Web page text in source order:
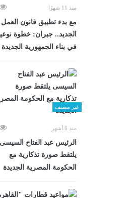
منذ 11 شهرًا
مع بدء تطبيق قانون العمل
الجديد.. جبران: خطوة
في بناء الجمهورية الجديدة
غير مصنف
منذ 6 أشهر
الرئيس عبد الفتاح السيسى
يلتقط صورة تذكارية مع
الحكومة المصرية الجديدة